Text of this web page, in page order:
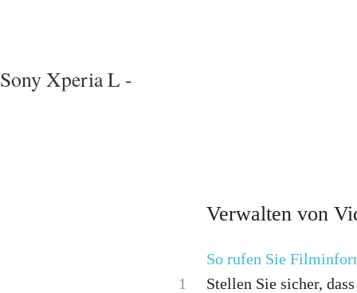
Sony Xperia L -
Verwalten von
So rufen Sie
1
Stellen Sie sicher,